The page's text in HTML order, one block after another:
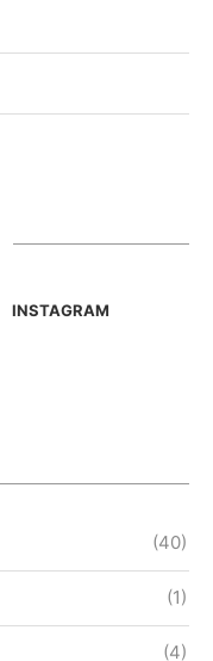
INSTAGRAM
(40)
(1)
(4)